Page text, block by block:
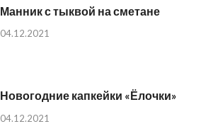
Манник с тыквой на сметане
04.12.2021
Новогодние капкейки «Ёлочки»
04.12.2021